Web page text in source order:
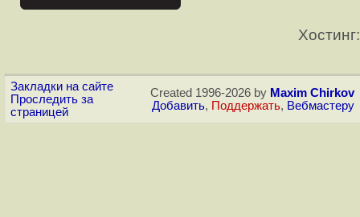
Хостинг:
Закладки на сайте
Проследить за
страницей
Created 1996-2026 by Maxim Chirkov
Добавить, Поддержать, Вебмастеру